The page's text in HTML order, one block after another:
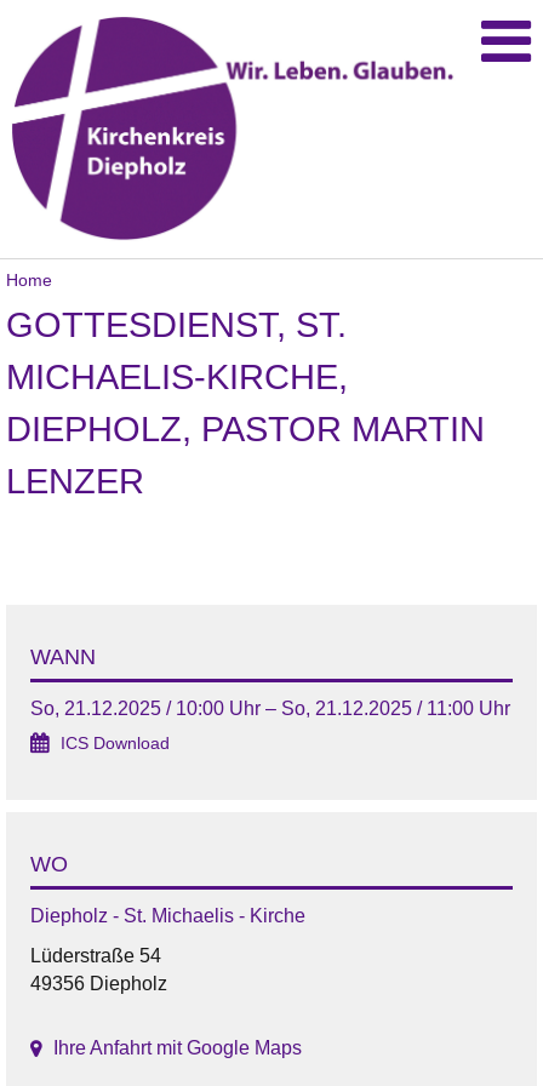
Home
GOTTESDIENST, ST.
MICHAELIS-KIRCHE,
DIEPHOLZ, PASTOR MARTIN
LENZER
WANN
So, 21.12.2025 / 10:00 Uhr – So, 21.12.2025 / 11:00 Uhr
ICS Download
WO
Diepholz - St. Michaelis - Kirche
Lüderstraße 54
49356 Diepholz
Ihre Anfahrt mit Google Maps